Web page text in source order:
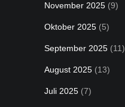
November 2025 (9)
Oktober 2025 (5)
September 2025 (11)
August 2025 (13)
Juli 2025 (7)